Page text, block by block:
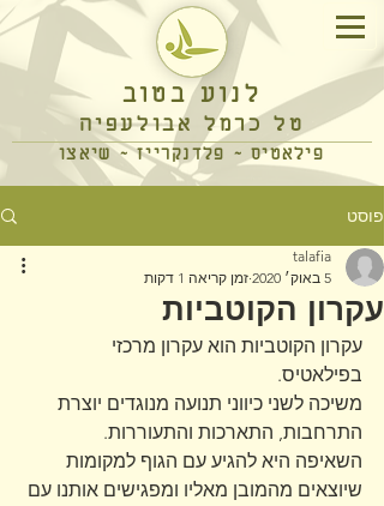
לנוע בטוב
טל כרמל אבולעפיה
פילאטיס ~ פלדנקרייז ~ שיאצו
פוסט
עקרון הקוטביות
talafia
5 באוק׳ 2020
זמן קריאה 1 דקות
עקרון הקוטביות הוא עקרון מרכזי
בפילאטיס.
משיכה לשני כיווני תנועה מנוגדים יוצרת
התרחבות, התארכות והתעוררות.
השאיפה היא להגיע עם הגוף למקומות
שיוצאים מהמובן מאליו ומפגישים אותנו עם